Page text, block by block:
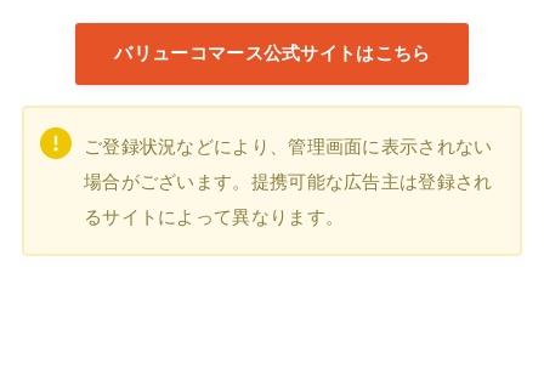
バリューコマース公式サイトはこちら
ご登録状況などにより、管理画面に表示されない
場合がございます。提携可能な広告主は登録され
るサイトによって異なります。